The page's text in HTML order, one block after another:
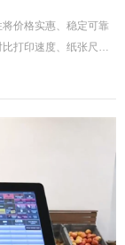
价格实惠、稳定可靠
打印速度、纸张尺